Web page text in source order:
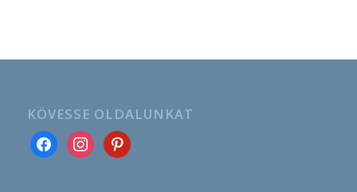
KÖVESSE OLDALUNKAT